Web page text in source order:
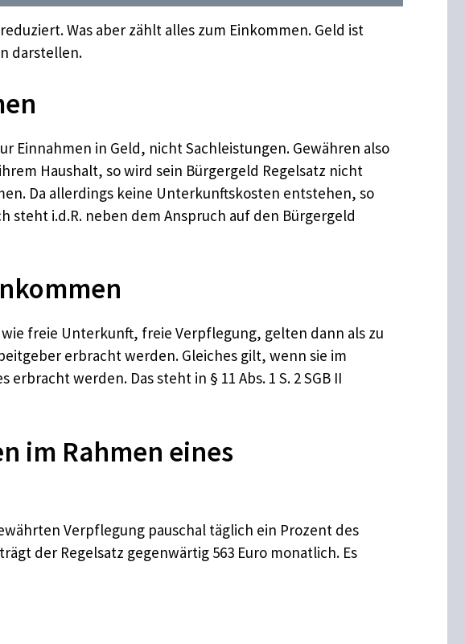
Was aber zählt alles zum Einkommen. Geld ist
darstellen.
Einnahmen in Geld, nicht Sachleistungen. Gewähren also
Haushalt, so wird sein Bürgergeld Regelsatz nicht
Da allerdings keine Unterkunftskosten entstehen, so
steht i.d.R. neben dem Anspruch auf den Bürgergeld
freie Unterkunft, freie Verpflegung, gelten dann als zu
erbracht werden. Gleiches gilt, wenn sie im
werden. Das steht in § 11 Abs. 1 S. 2 SGB II
im Rahmen eines
Verpflegung pauschal täglich ein Prozent des
der Regelsatz gegenwärtig 563 Euro monatlich. Es